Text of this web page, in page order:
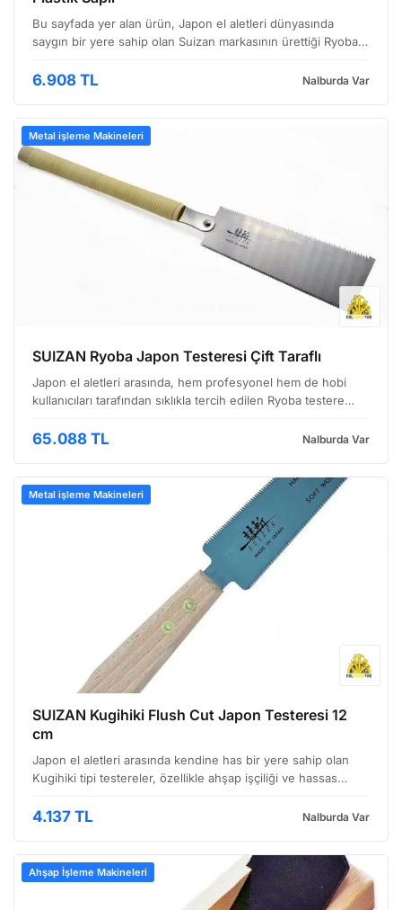
Bu sayfada yer alan ürün, Japon el aletleri dünyasında
saygın bir yere sahip olan Suizan markasının ürettiği Ryoba
tutulduğu işlerde, ahşap işleme hobisi ola…
6.908 TL Nalburda Var
Metal işleme Makineleri
SUIZAN Ryoba Japon Testeresi Çift Taraflı
Japon el aletleri arasında, hem profesyonel hem de hobi
kullanıcıları tarafından sıklıkla tercih edilen Ryoba testere
Özellikle SUIZAN markasının bu alandak…
65.088 TL Nalburda Var
Metal işleme Makineleri
SUIZAN Kugihiki Flush Cut Japon Testeresi 12
cm
Japon el aletleri arasında kendine has bir yere sahip olan
Kugihiki tipi testereler, özellikle ahşap işçiliği ve hassas
markasının bu 12 cm'lik modeli, hem pr…
4.137 TL Nalburda Var
Ahşap İşleme Makineleri